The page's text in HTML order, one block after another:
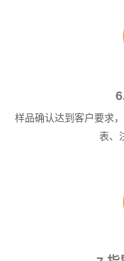
样品确认达到客户要求
表、